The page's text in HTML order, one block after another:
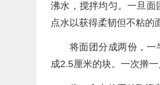
沸水，搅拌均匀。一旦
点水以获得柔韧但不粘的
将面团分成两份，
成2.5厘米的块。一次擀